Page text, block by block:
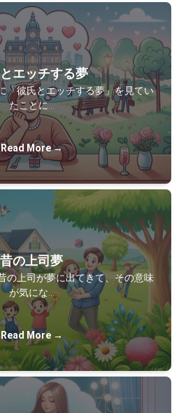
エッチする夢
「彼氏とエッチする夢」を見てい
たことに…
Read More →
昔の上司夢
の上司が夢に出てきて、その意味
が気にな…
Read More →